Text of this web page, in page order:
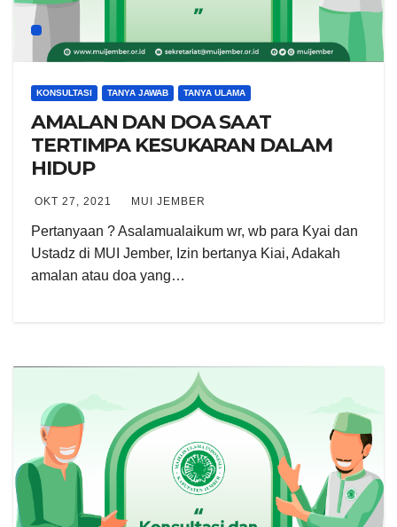
KONSULTASI TANYA JAWAB TANYA ULAMA
AMALAN DAN DOA SAAT
TERTIMPA KESUKARAN DALAM
HIDUP
OKT 27, 2021 MUI JEMBER
Pertanyaan ? Asalamualaikum wr, wb para Kyai dan
Ustadz di MUI Jember, Izin bertanya Kiai, Adakah
amalan atau doa yang…